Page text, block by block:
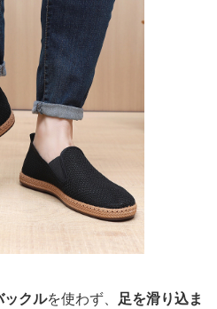
ックルを使わず、 足を滑り込ま